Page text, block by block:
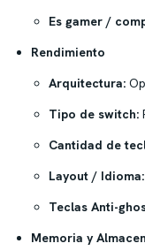
Es gamer /
Rendimiento
Arquitectura:
Tipo de switch:
Cantidad de
Layout / Idioma:
Teclas Anti-
Memoria y